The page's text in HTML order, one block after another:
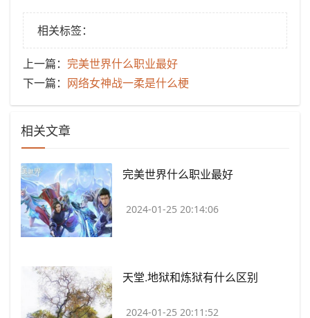
相关标签：
上一篇： ​完美世界什么职业最好
下一篇： ​网络女神战一柔是什么梗
相关文章
​完美世界什么职业最好
2024-01-25 20:14:06
​天堂.地狱和炼狱有什么区别
2024-01-25 20:11:52